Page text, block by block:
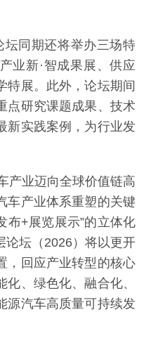
坛同期还将举办三场特
业新·智成果展、供应
特展。此外，论坛期间
点研究课题成果、技术
新实践案例，为行业发
产业迈向全球价值链高
车产业体系重塑的关键
布+展览展示”的立体化
论坛（2026）将以更开
，回应产业转型的核心
、绿色化、融合化、
源汽车高质量可持续发